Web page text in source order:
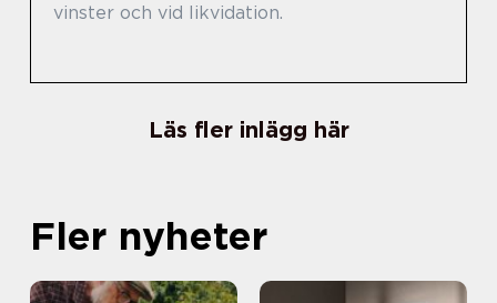
vinster och vid likvidation.
Läs fler inlägg här
Fler nyheter